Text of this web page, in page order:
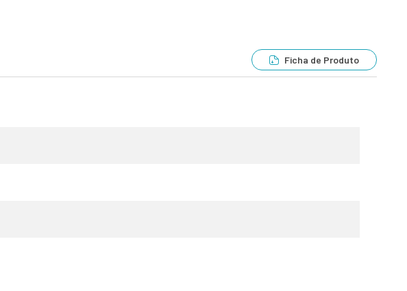
Ficha de Produto